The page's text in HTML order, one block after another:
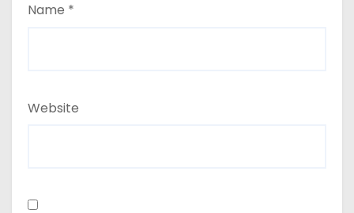
Name *
Website